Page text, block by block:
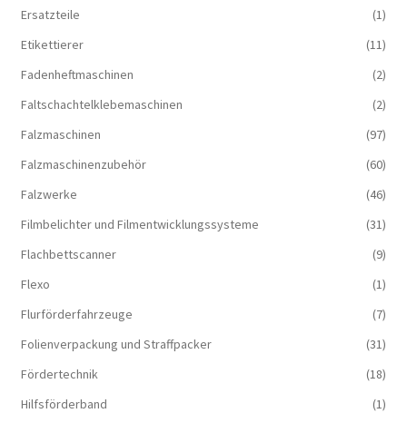
Ersatzteile
(1)
Etikettierer
(11)
Fadenheftmaschinen
(2)
Faltschachtelklebemaschinen
(2)
Falzmaschinen
(97)
Falzmaschinenzubehör
(60)
Falzwerke
(46)
Filmbelichter und Filmentwicklungssysteme
(31)
Flachbettscanner
(9)
Flexo
(1)
Flurförderfahrzeuge
(7)
Folienverpackung und Straffpacker
(31)
Fördertechnik
(18)
Hilfsförderband
(1)